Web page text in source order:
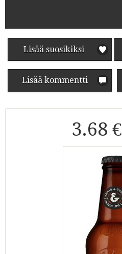
Lisää suosikiksi
Lisää kommentti
3.68 €